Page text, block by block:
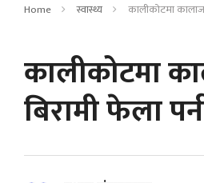
Home स्वास्थ्य कालीकोटमा
कालीकोटमा
बिरामी फेला